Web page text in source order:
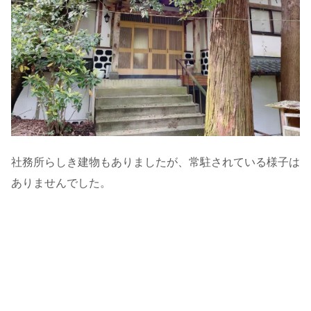
社務所らしき建物もありましたが、常駐されている様子は
ありませんでした。